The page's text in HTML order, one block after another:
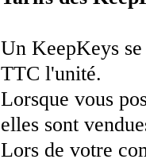
Un KeepKeys
TTC l'unité.
Lorsque vous
elles sont
Lors de votre